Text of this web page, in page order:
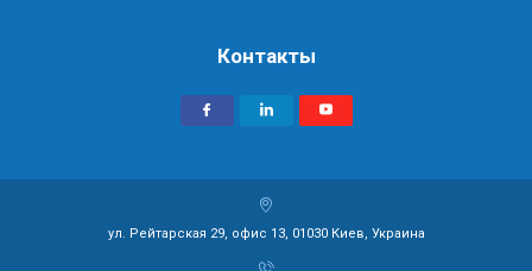
Контакты
ул. Рейтарская 29, офис 13, 01030 Киев, Украина